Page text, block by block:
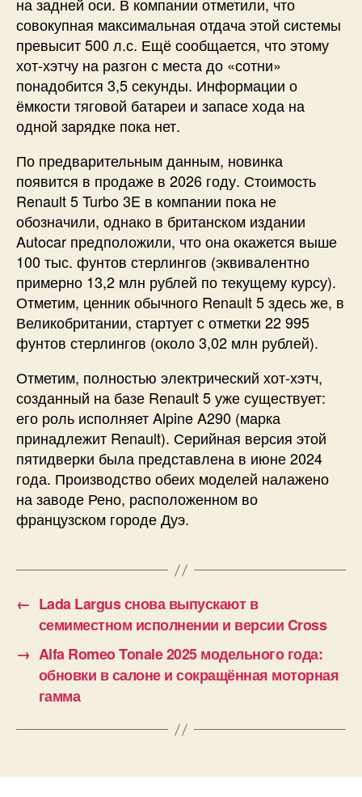
совокупная максимальная отдача этой системы
превысит 500 л.с. Ещё сообщается, что этому
хот-хэтчу на разгон с места до «сотни»
понадобится 3,5 секунды. Информации о
ёмкости тяговой батареи и запасе хода на
одной зарядке пока нет.
По предварительным данным, новинка
появится в продаже в 2026 году. Стоимость
Renault 5 Turbo 3E в компании пока не
обозначили, однако в британском издании
Autocar предположили, что она окажется выше
100 тыс. фунтов стерлингов (эквивалентно
примерно 13,2 млн рублей по текущему курсу).
Отметим, ценник обычного Renault 5 здесь же, в
Великобритании, стартует с отметки 22 995
фунтов стерлингов (около 3,02 млн рублей).
Отметим, полностью электрический хот-хэтч,
созданный на базе Renault 5 уже существует:
его роль исполняет Alpine A290 (марка
принадлежит Renault). Серийная версия этой
пятидверки была представлена в июне 2024
года. Производство обеих моделей налажено
на заводе Рено, расположенном во
французском городе Дуэ.
← Lada Largus снова выпускают в
семиместном исполнении и версии Cross
→ Alfa Romeo Tonale 2025 модельного года:
обновки в салоне и сокращённая моторная
гамма